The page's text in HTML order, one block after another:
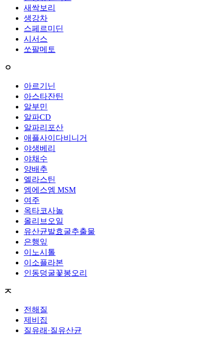
새싹보리
생강차
스페르미딘
시서스
쏘팔메토
ㅇ
아르기닌
아스타잔틴
알부민
알파CD
알파리포산
애플사이다비니거
야생베리
야채수
양배추
엘라스틴
엠에스엠 MSM
여주
옥타코사놀
올리브오일
유산균발효굴추출물
은행잎
이노시톨
이소플라본
인동덩굴꽃봉오리
ㅈ
전해질
제비집
질유래·질유산균